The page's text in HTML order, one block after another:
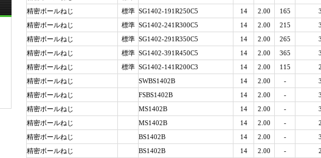
精密ボールねじ
標準 SG1402-191R250C5 14 2.00 165
精密ボールねじ
標準 SG1402-241R300C5 14 2.00 215
精密ボールねじ
標準 SG1402-291R350C5 14 2.00 265
精密ボールねじ
標準 SG1402-391R450C5 14 2.00 365
精密ボールねじ
標準 SG1402-141R200C3 14 2.00 115
精密ボールねじ
SWBS1402B 14 2.00 -
精密ボールねじ
FSBS1402B 14 2.00 -
精密ボールねじ
MS1402B 14 2.00 -
精密ボールねじ
MS1402B 14 2.00 -
精密ボールねじ
BS1402B 14 2.00 -
精密ボールねじ
BS1402B 14 2.00 -